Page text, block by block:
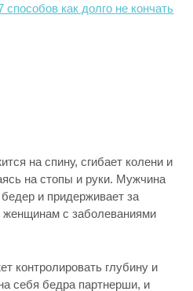
способов как долго не кончать
на спину, сгибает колени и
на стопы и руки. Мужчина
и придерживает за
женщинам с заболеваниями
контролировать глубину и
себя бедра партнерши, и